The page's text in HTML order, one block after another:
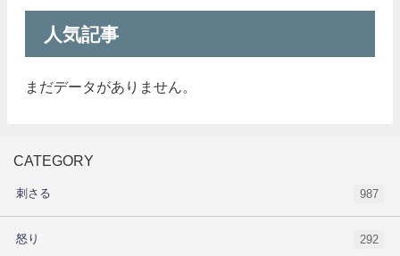
人気記事
まだデータがありません。
CATEGORY
刺さる 987
怒り 292